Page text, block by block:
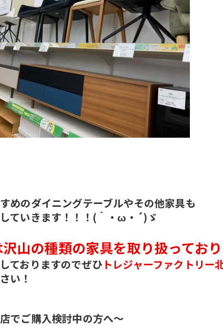
めのダイニングテーブルやその他家具も
ていきます！！！(｀・ω・´)ゞ
山の種類の家具を取り扱っており
ておりますのでぜひ トレジャーファクトリー
い！
でご購入検討中の方へ～